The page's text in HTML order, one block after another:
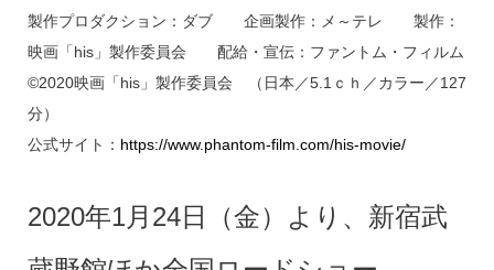
製作プロダクション：ダブ 企画製作：メ～テレ 製作：
映画「his」製作委員会 配給・宣伝：ファントム・フィルム
©2020映画「his」製作委員会 （日本／5.1ｃｈ／カラー／127
分）
公式サイト： https://www.phantom-film.com/his-movie/
2020年1月24日（金）より、新宿武